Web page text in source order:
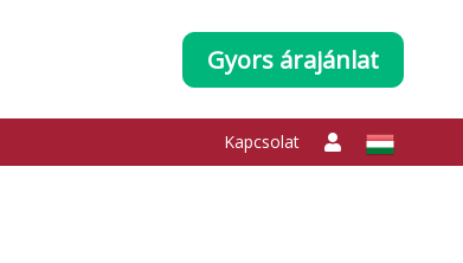
Gyors árajánlat
Kapcsolat